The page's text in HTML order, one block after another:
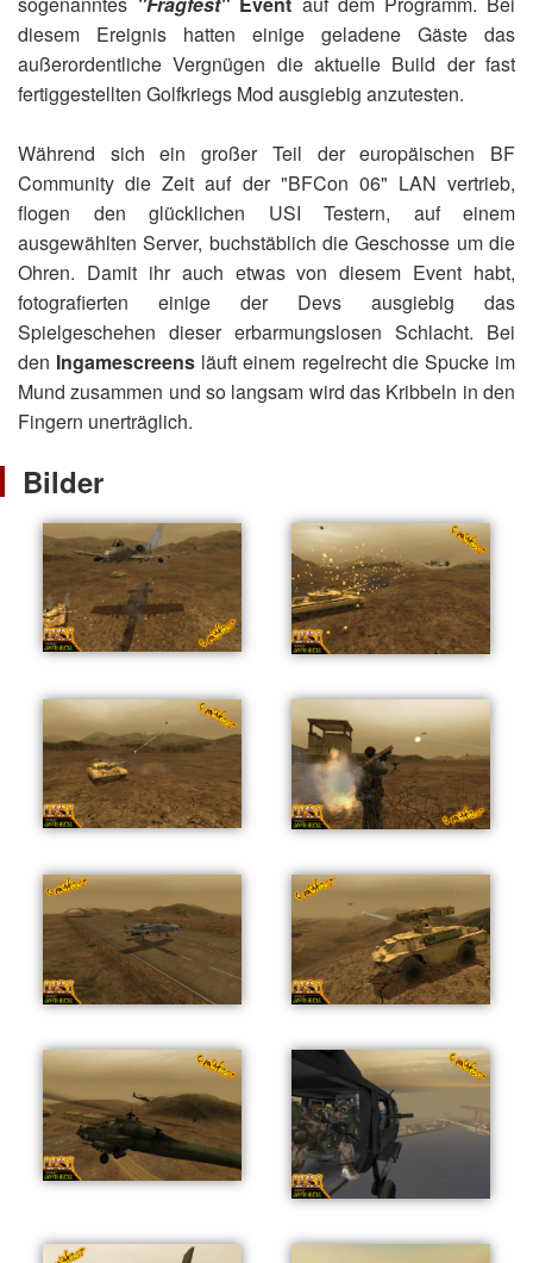
diesem Ereignis hatten einige geladene Gäste das
außerordentliche Vergnügen die aktuelle Build der fast
fertiggestellten Golfkriegs Mod ausgiebig anzutesten.
Während sich ein großer Teil der europäischen BF
Community die Zeit auf der "BFCon 06" LAN vertrieb,
flogen den glücklichen USI Testern, auf einem
ausgewählten Server, buchstäblich die Geschosse um die
Ohren. Damit ihr auch etwas von diesem Event habt,
fotografierten einige der Devs ausgiebig das
Spielgeschehen dieser erbarmungslosen Schlacht. Bei
den Ingamescreens läuft einem regelrecht die Spucke im
Mund zusammen und so langsam wird das Kribbeln in den
Fingern unerträglich.
Bilder